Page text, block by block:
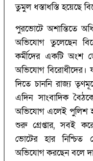
তুমুল ধস্তাধস্তি হয়েছে
পুরভোটে অশান্তিতে
অভিযোগ তুলেছেন
কর্মীদের একটি অংশ
অভিযোগ
দিতে চাননি রাজ্য
এদিন সাংবাদিক
অভিযোগ এলেই পুলিশ
শুরু গ্রেপ্তার, সবই
ভোটের হার নিশ্চিত
অভিযোগ করছেন বলে